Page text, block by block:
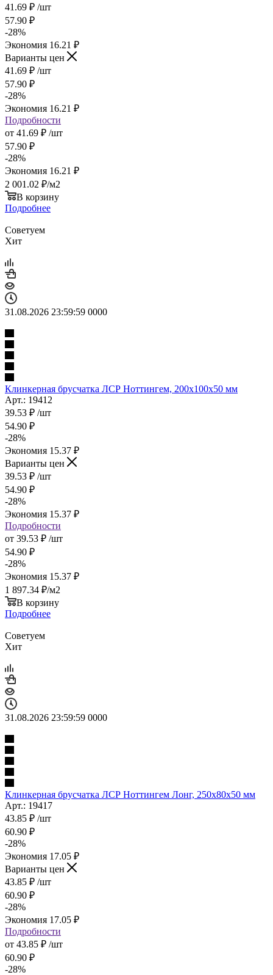
41.69 ₽ /шт
57.90 ₽
-28%
Экономия 16.21 ₽
Варианты цен
41.69 ₽ /шт
57.90 ₽
-28%
Экономия 16.21 ₽
Подробности
от 41.69 ₽ /шт
57.90 ₽
-28%
Экономия 16.21 ₽
2 001.02 ₽/м2
В корзину
Подробнее
Советуем
Хит
31.08.2026 23:59:59 0000
Клинкерная брусчатка ЛСР Ноттингем, 200x100x50 мм
Арт.: 19412
39.53 ₽ /шт
54.90 ₽
-28%
Экономия 15.37 ₽
Варианты цен
39.53 ₽ /шт
54.90 ₽
-28%
Экономия 15.37 ₽
Подробности
от 39.53 ₽ /шт
54.90 ₽
-28%
Экономия 15.37 ₽
1 897.34 ₽/м2
В корзину
Подробнее
Советуем
Хит
31.08.2026 23:59:59 0000
Клинкерная брусчатка ЛСР Ноттингем Лонг, 250x80x50 мм
Арт.: 19417
43.85 ₽ /шт
60.90 ₽
-28%
Экономия 17.05 ₽
Варианты цен
43.85 ₽ /шт
60.90 ₽
-28%
Экономия 17.05 ₽
Подробности
от 43.85 ₽ /шт
60.90 ₽
-28%